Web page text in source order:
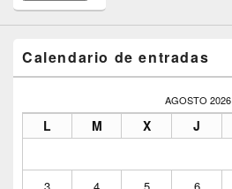
Calendario de entradas
AGOSTO 2026
L M X J
3
4 5 6